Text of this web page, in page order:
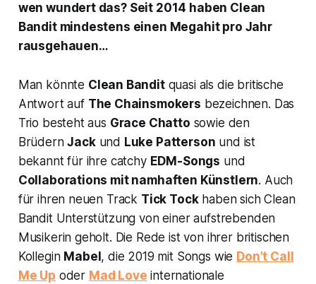
wen wundert das? Seit 2014 haben Clean
Bandit mindestens einen Megahit pro Jahr
rausgehauen…
Man könnte Clean Banditquasi als die britische
Antwort auf The Chainsmokers bezeichnen. Das
Trio besteht aus Grace Chatto sowie den
BrüdernJackund Luke Patterson und ist
bekannt für ihre catchy EDM-Songs und
Collaborations mit namhaften Künstlern. Auch
für ihren neuen Track Tick Tockhaben sich Clean
Bandit Unterstützung von einer aufstrebenden
Musikerin geholt. Die Rede ist von ihrer britischen
Kollegin Mabel , die 2019 mit Songs wie Don’t Call
Me Up oder Mad Love internationale